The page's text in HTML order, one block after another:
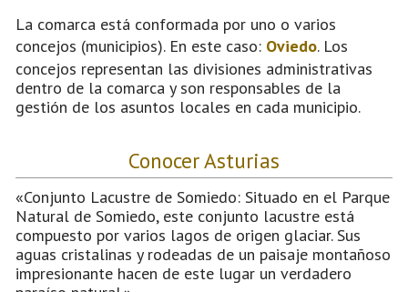
La comarca está conformada por uno o varios
concejos (municipios). En este caso: Oviedo. Los
concejos representan las divisiones administrativas
dentro de la comarca y son responsables de la
gestión de los asuntos locales en cada municipio.
Conocer Asturias
«Conjunto Lacustre de Somiedo: Situado en el Parque
Natural de Somiedo, este conjunto lacustre está
compuesto por varios lagos de origen glaciar. Sus
aguas cristalinas y rodeadas de un paisaje montañoso
impresionante hacen de este lugar un verdadero